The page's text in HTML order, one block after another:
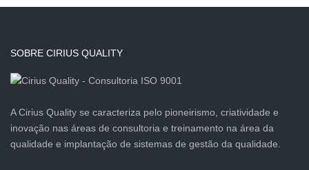
SOBRE CIRIUS QUALITY
A Cirius Quality se caracteriza pelo pioneirismo, criatividade e
inovação nas áreas de consultoria e treinamento na área da
qualidade e implantação de sistemas de gestão da qualidade.